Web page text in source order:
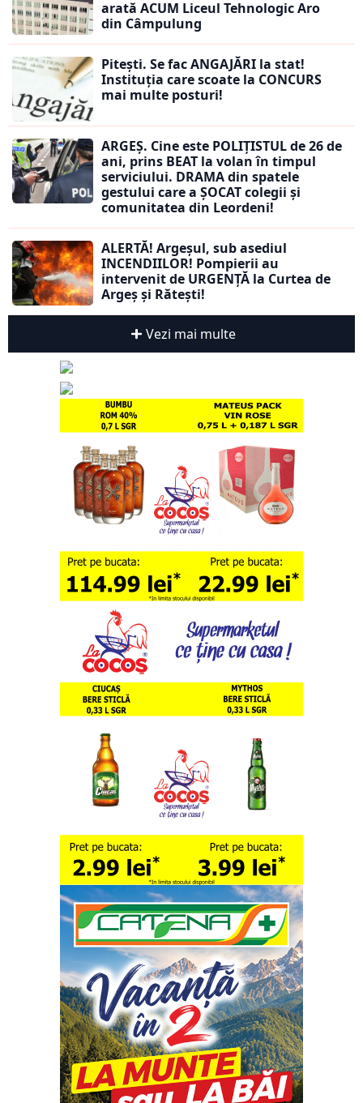
arată ACUM Liceul Tehnologic Aro
din Câmpulung
Pitești. Se fac ANGAJĂRI la stat!
Instituția care scoate la CONCURS
mai multe posturi!
ARGEȘ. Cine este POLIȚISTUL de 26 de
ani, prins BEAT la volan în timpul
serviciului. DRAMA din spatele
gestului care a ȘOCAT colegii și
comunitatea din Leordeni!
ALERTĂ! Argeșul, sub asediul
INCENDIILOR! Pompierii au
intervenit de URGENȚĂ la Curtea de
Argeș și Rătești!
Vezi mai multe